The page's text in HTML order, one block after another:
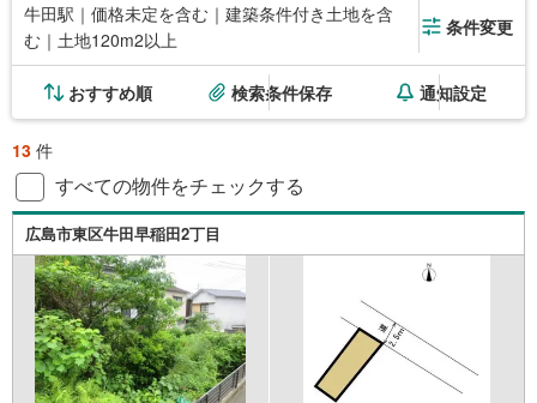
牛田駅｜価格未定を含む｜建築条件付き土地を含
む｜土地120m2以上
条件変更
おすすめ順 検索条件保存 通知設定
13 件
すべての物件をチェックする
広島市東区牛田早稲田2丁目